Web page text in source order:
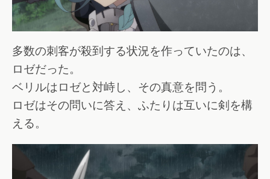
多数の刺客が殺到する状況を作っていたのは、
ロゼだった。
ベリルはロゼと対峙し、その真意を問う。
ロゼはその問いに答え、ふたりは互いに剣を構
える。